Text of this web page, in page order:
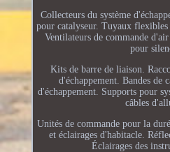
Collecteurs du système
pour catalyseur. Tuyaux flexibles
Ventilateurs de commande
pour
Kits de barre de liaison.
d'échappement. Bandes de
d'échappement. Supports pour
câbles
Unités de commande pour la
et éclairages d'habitacle.
Éclairages des